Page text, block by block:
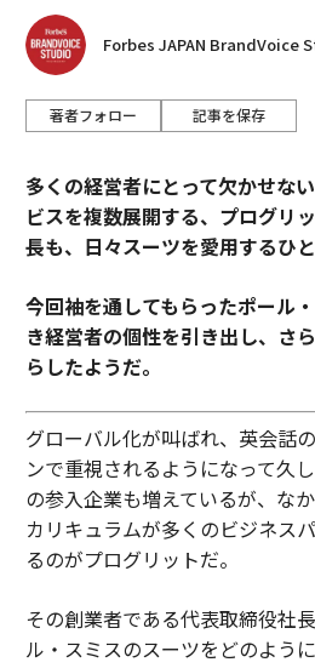
Forbes JAPAN BrandVoice
著者フォロー 記事を保存
多くの経営者にとって欠かせない
ビスを複数展開する、プログリ
長も、日々スーツを愛用するひと
今回袖を通してもらったポール
き経営者の個性を引き出し、さ
らしたようだ。
グローバル化が叫ばれ、英会話
ンで重視されるようになって久
の参入企業も増えているが、な
カリキュラムが多くのビジネス
るのがプログリットだ。
その創業者である代表取締役社
ル・スミスのスーツをどのよう